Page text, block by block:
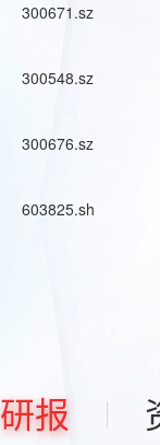
300671.sz
300548.sz
300676.sz
603825.sh
研报